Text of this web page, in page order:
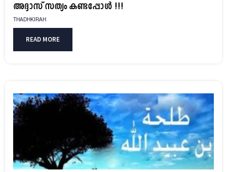
അദ്ദാസ് സത്യം കണ്ടപ്പോൾ !!!
THADHKIRAH
READ MORE